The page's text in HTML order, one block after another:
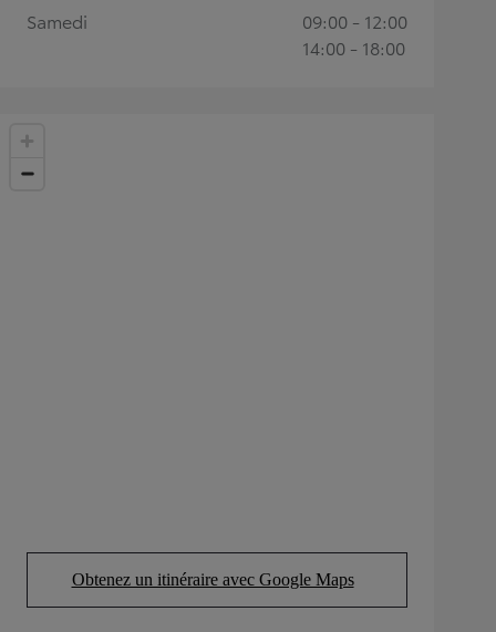
Obtenez un itinéraire avec Google Maps
(Opens in new tab)
Samedi
09:00 - 12:00
14:00 - 18:00